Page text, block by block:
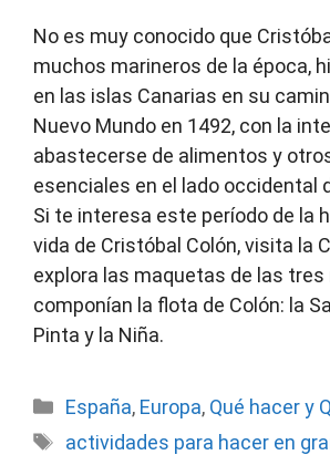
No es muy conocido que
muchos marineros de la época,
en las islas Canarias en su
Nuevo Mundo en 1492, con la
abastecerse de alimentos y
esenciales en el lado occidental
Si te interesa este período de la
vida de Cristóbal Colón, visita la
explora las maquetas de las tres
componían la flota de Colón: la
Pinta y la Niña.
Categorías
España, Europa, Qué hacer y
Etiquetas
actividades para hacer en